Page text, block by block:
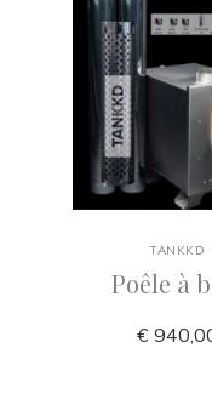
TANKKD
Poêle à
€